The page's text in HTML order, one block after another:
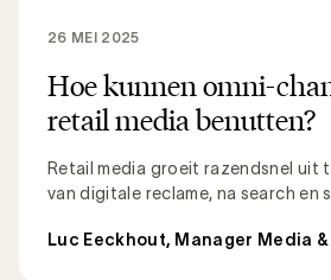
Hoe kunnen omni-
retail media benutten?
Retail media groeit razendsnel uit
van digitale reclame, na search en
26 MEI 2025
Luc Eeckhout, Manager Media